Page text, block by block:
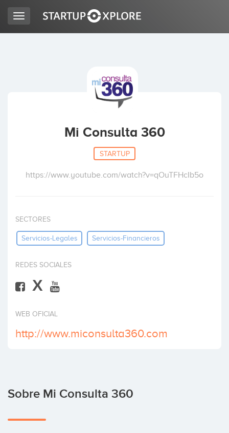
Invertir
Toggle
navigation
Mi Consulta 360
STARTUP
https://www.youtube.com/watch?v=qOuTFHcIb5o
SECTORES
Servicios-Legales Servicios-Financieros
REDES SOCIALES
X
WEB OFICIAL
http://www.miconsulta360.com
Sobre Mi Consulta 360